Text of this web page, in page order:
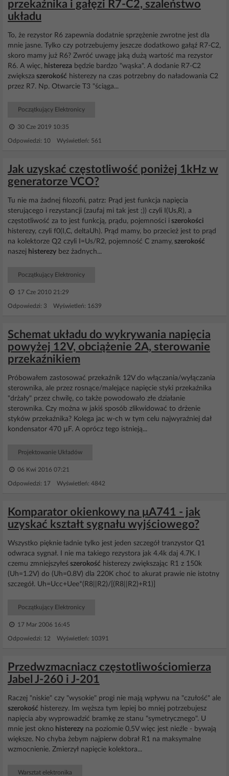
przekaźnika i gałęzi R7-C2, szaleństwo
układu
To, że rezystor R6 zapewnia dodatnie sprzężenie zwrotne jest dla
mnie jasne. Tylko czy potrzebujemy jeszcze dodatkowo gałąź R7-C2,
skoro mamy już R6? Zwróć uwagę jaką dużą wartość ma rezystor
R6. A więc, histereza będzie bardzo "wąska". A dodanie R7-C2
zwiększa szerokość histerezy na czas potrzebny do naładowania C2
przez R7. Np. Otwarcie T3 "ściąga...
Początkujący Elektronicy
30 Cze 2019 10:35
Odpowiedzi: 10 Wyświetleń: 561
Jak uzyskać częstotliwość poniżej 1kHz w
generatorze VCO?
Tu nie ma żadnej filozofii, patrz: Prąd jest funkcja napięcia
sterującego i rezystancji (zaufaj mi tak jest ;)) czyli I(Us,R), a
częstotliwość za to jest funkcją, prądu, pojemności i szerokości
histerezy, czyli f0(I,C, deltaUh). Prąd mamy, bo przecież jest to prąd
na kolektorze Q2 czyli I=Us/R2, pojemność C znamy, szerokość
naszej histerezy bez żadnych...
Początkujący Elektronicy
17 Cze 2010 21:29
Odpowiedzi: 3 Wyświetleń: 1639
Schemat układu do wykrywania napięcia
powyżej 12V, obciążenie 2A, sterowanie
przekaźnikiem
Próbowałem zastosować przekaźnik 12V do włączania/wyłączania
sterownika, ale przez rosnące/malejące napięcie styki przekaźnika
"drżały" przez chwilę, co także powodowało złe działanie
sterownika. Czy można w jakiś sposób zlikwidować to drżenie
styków przekaźnika? Kolega jac w-ch w tym celu najwyraźniej dał
kondensator 470 µF. A oprócz tego istnieją...
Projektowanie Układów
06 Kwi 2016 07:21
Odpowiedzi: 17 Wyświetleń: 4842
Komparator okienkowy na μA741 - jak
uzyskać kształt sygnału wyjściowego?
Wszystko pięknie ładnie tylko jest jeden szczegół tranzystor Q1
odwraca sygnał. I nie ma takiego rezystora jak 4.4k daj 4.7K. I
czemu zmniejszyłeś szerokość histerezy zwiększając R1 z 150k
(Uh=1.2V) do (Uh=0.8V) dla 220K choć to akurat prawie nie istotny
szczegół. Uh=Ucc+Uee*(R8||R2)/[(R8||R2)+R1)]
Początkujący Elektronicy
17 Mar 2006 16:45
Odpowiedzi: 12 Wyświetleń: 10391
Przedwzmacniacz częstotliwościomierza
Jabel J-260 i J-201
Raczej "niskie" czy "wysokie" progi nie mają wpływu na "czułość" ale
szerokość histerezy. Im węższa tym lepiej bo mniej potrzebujesz
napięcia aby wyprowadzić bramkę ze stanu "symetrycznego". U
mnie jest okno histerezy na poziomie 0,5V więc jest nieźle - bywają
większe. No chyba żebym najpierw dobrał R1 na maksymalne
wzmocnienie. Zmierzył napięcie kolektora...
Warsztat elektronika